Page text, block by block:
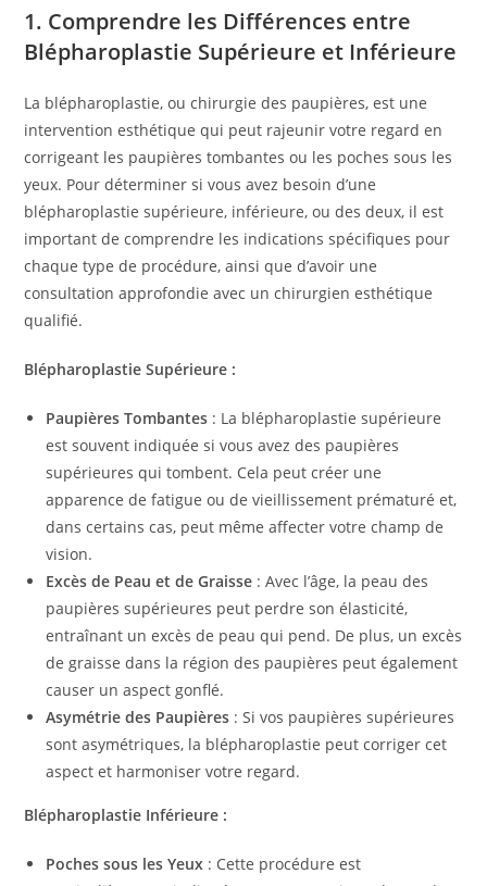
publication :
1. Comprendre les Différences entre
Blépharoplastie Supérieure et Inférieure
La blépharoplastie, ou chirurgie des paupières, est une
intervention esthétique qui peut rajeunir votre regard en
corrigeant les paupières tombantes ou les poches sous les
yeux. Pour déterminer si vous avez besoin d’une
blépharoplastie supérieure, inférieure, ou des deux, il est
important de comprendre les indications spécifiques pour
chaque type de procédure, ainsi que d’avoir une
consultation approfondie avec un chirurgien esthétique
qualifié.
Blépharoplastie Supérieure :
Paupières Tombantes : La blépharoplastie supérieure
est souvent indiquée si vous avez des paupières
supérieures qui tombent. Cela peut créer une
apparence de fatigue ou de vieillissement prématuré et,
dans certains cas, peut même affecter votre champ de
vision.
Excès de Peau et de Graisse : Avec l’âge, la peau des
paupières supérieures peut perdre son élasticité,
entraînant un excès de peau qui pend. De plus, un excès
de graisse dans la région des paupières peut également
causer un aspect gonflé.
Asymétrie des Paupières : Si vos paupières supérieures
sont asymétriques, la blépharoplastie peut corriger cet
aspect et harmoniser votre regard.
Blépharoplastie Inférieure :
Poches sous les Yeux : Cette procédure est